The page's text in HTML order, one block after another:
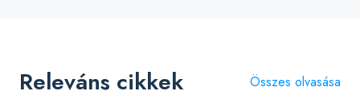
Releváns cikkek Összes olvasása